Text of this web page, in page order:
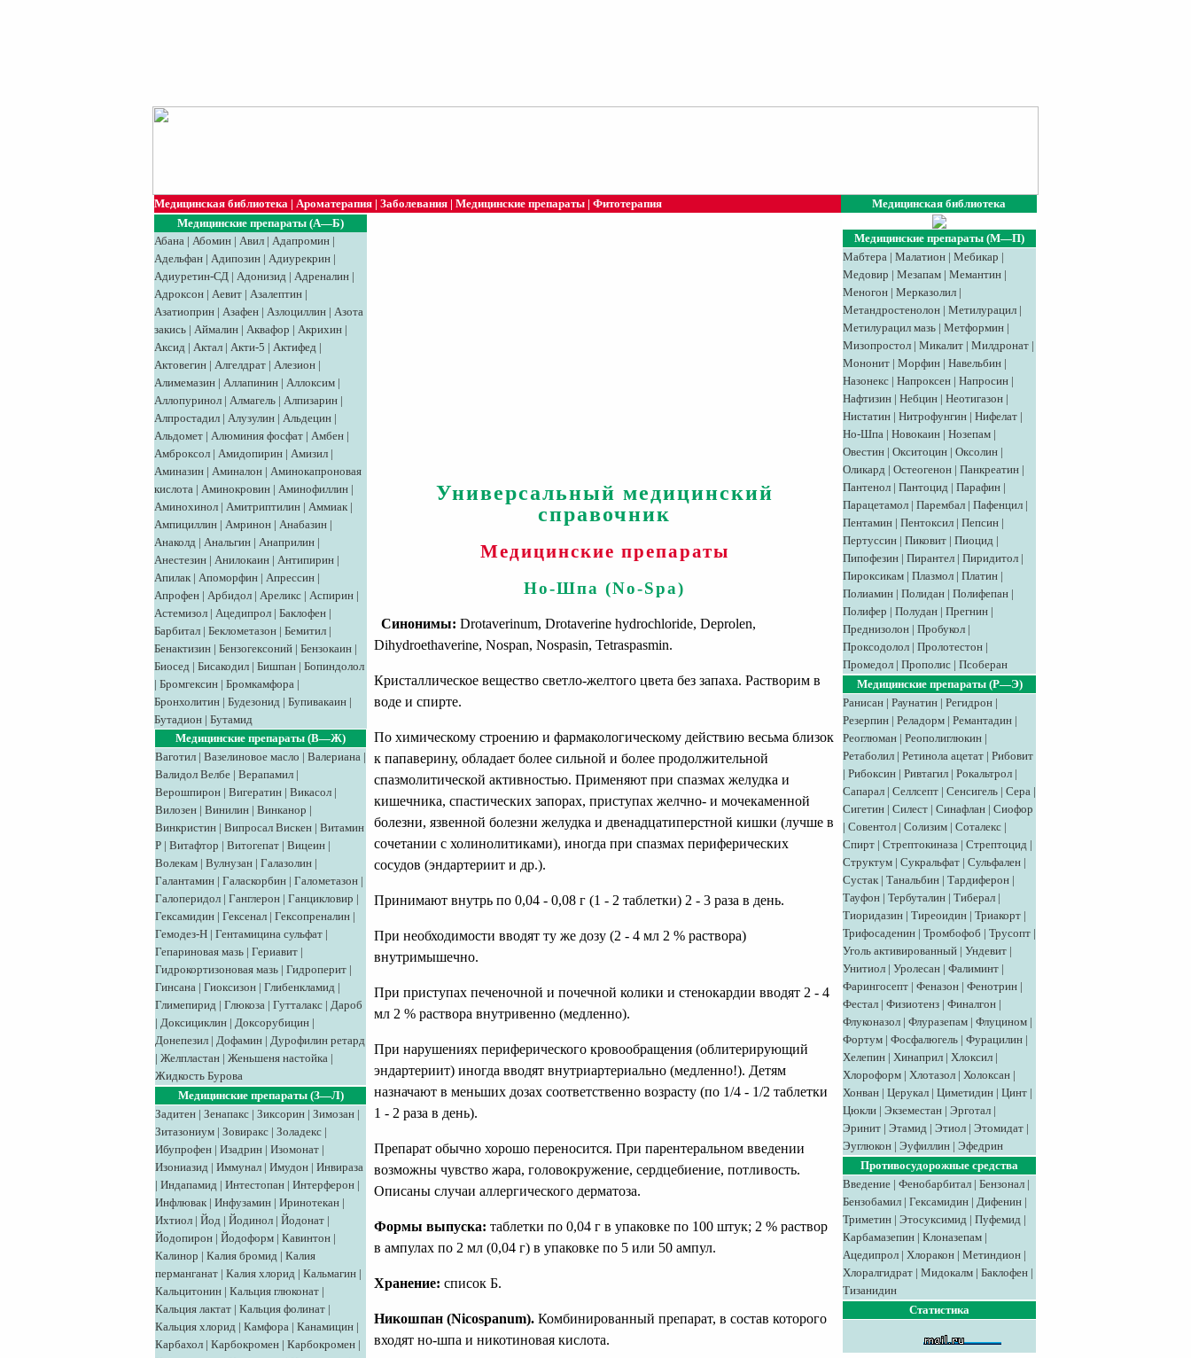
Медицинская библиотека | Ароматерапия | Заболевания | Медицинские препараты | Фитотерапия
Медицинская библиотека
Медицинские препараты (А—Б)
Абана | Абомин | Авил | Адапромин |
Адельфан | Адипозин | Адиурекрин |
Адиуретин-СД | Адонизид | Адреналин |
Адроксон | Аевит | Азалептин |
Азатиоприн | Азафен | Азлоциллин | Азота
закись | Аймалин | Аквафор | Акрихин |
Аксид | Aктaл | Акти-5 | Актифед |
Актовегин | Алгелдрат | Алезион |
Алимемазин | Аллапинин | Аллоксим |
Аллопуринол | Алмагель | Алпизарин |
Алпростадил | Алузулин | Альдецин |
Альдомет | Алюминия фосфат | Амбен |
Амброксол | Амидопирин | Амизил |
Аминазин | Аминалон | Аминокапроновая
кислота | Аминокровин | Аминофиллин |
Аминохинол | Амитриптилин | Аммиак |
Ампициллин | Амринон | Анабазин |
Анаколд | Анальгин | Анаприлин |
Анестезин | Анилокаин | Антипирин |
Апилак | Апоморфин | Апрессин |
Апрофен | Арбидол | Ареликс | Аспирин |
Астемизол | Ацедипрол | Баклофен |
Барбитал | Беклометазон | Бемитил |
Бенактизин | Бензогексоний | Бензокаин |
Биосед | Бисакодил | Бишпан | Бопиндолол
| Бромгексин | Бромкамфора |
Бронхолитин | Будезонид | Бупивакаин |
Бутадион | Бутамид
Медицинские препараты (В—Ж)
Ваготил | Вазелиновое масло | Валериана |
Валидол Велбе | Верапамил |
Верошпирон | Вигератин | Викасол |
Вилозен | Винилин | Винканор |
Винкристин | Випросал Вискен | Витамин
Р | Витафтор | Витогепат | Вицеин |
Волекам | Вулнузан | Галазолин |
Галантамин | Галаскорбин | Галометазон |
Галоперидол | Ганглерон | Ганцикловир |
Гексамидин | Гексенал | Гексопреналин |
Гемодез-Н | Гентамицина сульфат |
Гепариновая мазь | Гериавит |
Гидрокортизоновая мазь | Гидроперит |
Гинсана | Гиоксизон | Глибенкламид |
Глимепирид | Глюкоза | Гутталакс | Дароб
| Доксициклин | Доксорубицин |
Донепезил | Дофамин | Дурофилин ретард
| Желпластан | Женьшеня настойка |
Жидкость Бурова
Медицинские препараты (З—Л)
Задитен | Зенапакс | Зиксорин | Зимозан |
Зитазониум | Зовиракс | Золадекс |
Ибупрофен | Изадрин | Изомонат |
Изониазид | Иммунал | Имудон | Инвираза
| Индапамид | Интестопан | Интерферон |
Инфлювак | Инфузамин | Иринотекан |
Ихтиол | Йод | Йодинол | Йодонат |
Йодопирон | Йодоформ | Кавинтон |
Калинор | Калия бромид | Калия
перманганат | Калия хлорид | Кальмагин |
Кальцитонин | Кальция глюконат |
Кальция лактат | Кальция фолинат |
Кальция хлорид | Камфора | Канамицин |
Карбахол | Карбокромен | Карбокромен |
Универсальный медицинский
справочник
Медицинские препараты
Но-Шпа (No-Spa)
Синонимы: Drotaverinum, Drotaverine hydrochloride, Deprolen,
Dihydroethaverine, Nospan, Nospasin, Tetraspasmin.
Кристаллическое вещество светло-желтого цвета без запаха. Растворим в
воде и спирте.
По химическому строению и фармакологическому действию весьма близок
к папаверину, обладает более сильной и более продолжительной
спазмолитической активностью. Применяют при спазмах желудка и
кишечника, спастических запорах, приступах желчно- и мочекаменной
болезни, язвенной болезни желудка и двенадцатиперстной кишки (лучше в
сочетании с холинолитиками), иногда при спазмах периферических
сосудов (эндартериит и др.).
Принимают внутрь по 0,04 - 0,08 г (1 - 2 таблетки) 2 - 3 раза в день.
При необходимости вводят ту же дозу (2 - 4 мл 2 % раствора)
внутримышечно.
При приступах печеночной и почечной колики и стенокардии вводят 2 - 4
мл 2 % раствора внутривенно (медленно).
При нарушениях периферического кровообращения (облитерирующий
эндартериит) иногда вводят внутриартериально (медленно!). Детям
назначают в меньших дозах соответственно возрасту (по 1/4 - 1/2 таблетки
1 - 2 раза в день).
Препарат обычно хорошо переносится. При парентеральном введении
возможны чувство жара, головокружение, сердцебиение, потливость.
Описаны случаи аллергического дерматоза.
Формы выпуска: таблетки по 0,04 г в упаковке по 100 штук; 2 % раствор
в ампулах по 2 мл (0,04 г) в упаковке по 5 или 50 ампул.
Хранение: список Б.
Никошпан (Nicospanum). Комбинированный препарат, в состав которого
входят но-шпа и никотиновая кислота.
Медицинские препараты (М—П)
Мабтера | Малатион | Мебикар |
Медовир | Meзaпaм | Мемантин |
Меногон | Мерказолил |
Метандростенолон | Метилурацил |
Метилурацил мазь | Метформин |
Мизопростол | Микалит | Милдронат |
Мононит | Морфин | Навельбин |
Назонекс | Напроксен | Напросин |
Нафтизин | Небцин | Неотигазон |
Нистатин | Нитрофунгин | Нифелат |
Но-Шпа | Новокаин | Нозепам |
Овестин | Окситоцин | Оксолин |
Оликард | Остеогенон | Панкреатин |
Пантенол | Пантоцид | Парафин |
Парацетамол | Парембал | Пафенцил |
Пентамин | Пентоксил | Пепсин |
Пертуссин | Пиковит | Пиоцид |
Пипофезин | Пирантел | Пиридитол |
Пироксикам | Плазмол | Платин |
Полиамин | Полидан | Полифепан |
Полифер | Полудан | Прегнин |
Преднизолон | Пробукол |
Проксодолол | Пролотестон |
Промедол | Прополис | Псоберан
Медицинские препараты (Р—Э)
Ранисан | Раунатин | Регидрон |
Резерпин | Реладорм | Ремантадин |
Реоглюман | Реополиглюкин |
Ретаболил | Ретинола ацетат | Рибовит
| Рибоксин | Ривтагил | Рокальтрол |
Сапарал | Селлсепт | Сенсигель | Сера |
Сигетин | Силест | Синафлан | Сиофор
| Совентол | Солизим | Соталекс |
Спирт | Стрептокиназа | Стрептоцид |
Структум | Сукральфат | Сульфален |
Сустак | Танальбин | Тардиферон |
Тауфон | Тербуталин | Тиберал |
Тиоридазин | Тиреоидин | Триакорт |
Трифосаденин | Тромбофоб | Трусопт |
Уголь активированный | Ундевит |
Унитиол | Уролесан | Фалиминт |
Фарингосепт | Феназон | Фенотрин |
Фестал | Физиотенз | Финалгон |
Флуконазол | Флуразепам | Флуцином |
Фортум | Фосфалюгель | Фурацилин |
Хелепин | Хинаприл | Хлоксил |
Хлороформ | Хлотазол | Холоксан |
Хонван | Церукал | Циметидин | Цинт |
Цюкли | Экземестан | Эрготал |
Эринит | Этамид | Этиол | Этомидат |
Эуглюкон | Эуфиллин | Эфедрин
Противосудорожные средства
Введение | Фенобарбитал | Бензонал |
Бензобамил | Гексамидин | Дифенин |
Триметин | Этосуксимид | Пуфемид |
Карбамазепин | Клоназепам |
Ацедипрол | Хлоракон | Метиндион |
Хлоралгидрат | Мидокалм | Баклофен |
Тизанидин
Статистика